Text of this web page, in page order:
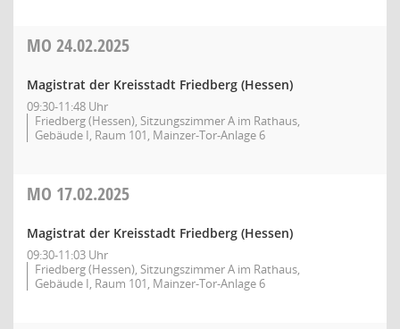
MO 24.02.2025
Magistrat der Kreisstadt Friedberg (Hessen)
09:30-11:48 Uhr
Friedberg (Hessen), Sitzungszimmer A im Rathaus,
Gebäude I, Raum 101, Mainzer-Tor-Anlage 6
MO 17.02.2025
Magistrat der Kreisstadt Friedberg (Hessen)
09:30-11:03 Uhr
Friedberg (Hessen), Sitzungszimmer A im Rathaus,
Gebäude I, Raum 101, Mainzer-Tor-Anlage 6